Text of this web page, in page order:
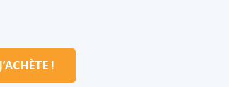
J’ACHÈTE !